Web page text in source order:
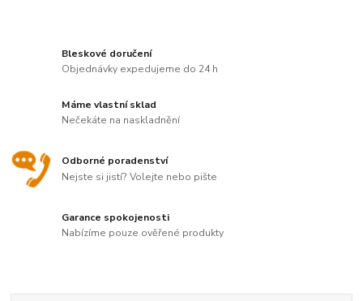
Bleskové doručení
Objednávky expedujeme do 24 h
Máme vlastní sklad
Nečekáte na naskladnění
Odborné poradenství
Nejste si jistí? Volejte nebo pište
Garance spokojenosti
Nabízíme pouze ověřené produkty